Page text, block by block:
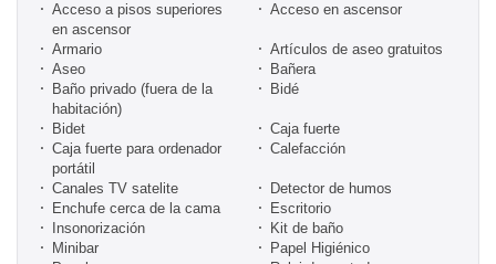
Acceso a pisos superiores
en ascensor
Acceso en ascensor
Armario
Artículos de aseo gratuitos
Aseo
Bañera
Baño privado (fuera de la
habitación)
Bidé
Bidet
Caja fuerte
Caja fuerte para ordenador
portátil
Calefacción
Canales TV satelite
Detector de humos
Enchufe cerca de la cama
Escritorio
Insonorización
Kit de baño
Minibar
Papel Higiénico